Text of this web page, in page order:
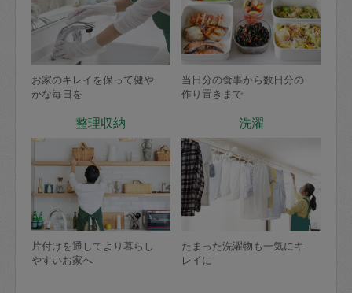
お家のキレイを保って健や
かな毎日を
当日分の食事から数日分の
作り置きまで
整理収納
片付けを通してより暮らし
やすいお家へ
洗濯
たまった洗濯物も一気にキ
レイに